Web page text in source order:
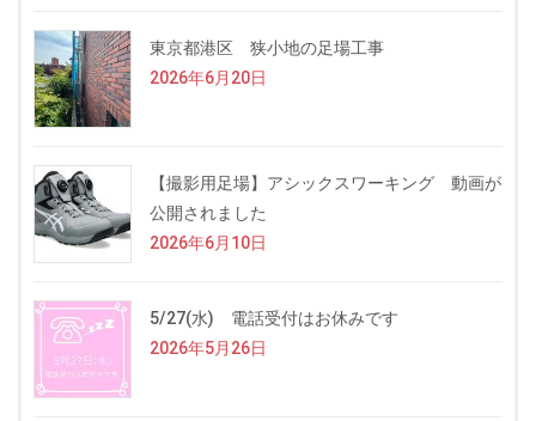
東京都港区 狭小地の足場工事
2026年6月20日
【撮影用足場】アシックスワーキング 動画が
公開されました
2026年6月10日
5/27(水) 電話受付はお休みです
2026年5月26日